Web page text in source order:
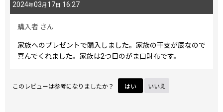
2024年03月 17 日 16:27
購入者 さん
家族へのプレゼントで購入しました。家族の干支が辰なので
喜んでくれました。家族は2つ目のがま口財布です。
このレビューは参考になりましたか？ はい いいえ